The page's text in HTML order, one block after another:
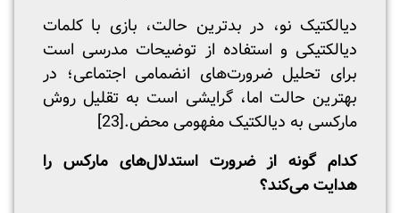
دیالکتیک نو، در بدترین حالت، بازی با کلمات
دیالکتیکی و استفاده از توضیحات مدرسی است
برای تحلیل ضرورت‌های انضمامی اجتماعی؛ در
بهترین حالت اما، گرایشی است به تقلیل روش
مارکسی به دیالکتیک مفهومی محض.[23]
کدام گونه از ضرورت استدلال‌های مارکس را
هدایت می‌کند؟